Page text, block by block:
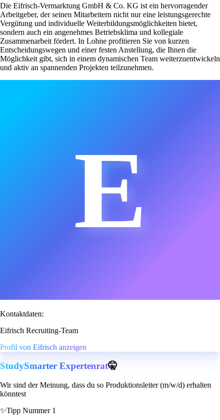
Die Eifrisch-Vermarktung GmbH & Co. KG ist ein hervorragender
Arbeitgeber, der seinen Mitarbeitern nicht nur eine leistungsgerechte
Vergütung und individuelle Weiterbildungsmöglichkeiten bietet,
sondern auch ein angenehmes Betriebsklima und kollegiale
Zusammenarbeit fördert. In Lohne profitieren Sie von kurzen
Entscheidungswegen und einer festen Anstellung, die Ihnen die
Möglichkeit gibt, sich in einem dynamischen Team weiterzuentwickeln
und aktiv an spannenden Projekten teilzunehmen.
E
Kontaktdaten:
Eifrisch Recruiting-Team
Profil von Eifrisch anzeigen
StudySmarter Expertenrat🤫
Wir sind der Meinung, dass du so Produktionsleiter (m/w/d) erhalten
könntest
✨Tipp Nummer 1